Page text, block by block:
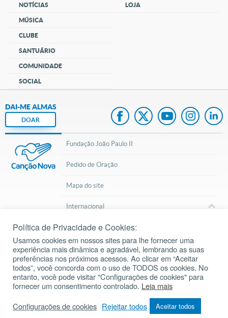
NOTÍCIAS
MÚSICA
CLUBE
SANTUÁRIO
COMUNIDADE
SOCIAL
LOJA
DAI-ME ALMAS
DOAR
Fundação João Paulo II
Pedido de Oração
Mapa do site
Internacional
cancaonova.com © 2002 – 2026Todos os direitos reservados.
Política de Privacidade e Cookies:
Usamos cookies em nossos sites para lhe fornecer uma
experiência mais dinâmica e agradável, lembrando as suas
preferências nos próximos acessos. Ao clicar em “Aceitar
todos”, você concorda com o uso de TODOS os cookies. No
entanto, você pode visitar "Configurações de cookies" para
fornecer um consentimento controlado. Leia mais
Configurações de cookies Rejeitar todos Aceitar todos
Inscreva-se em nosso Canal do Youtube